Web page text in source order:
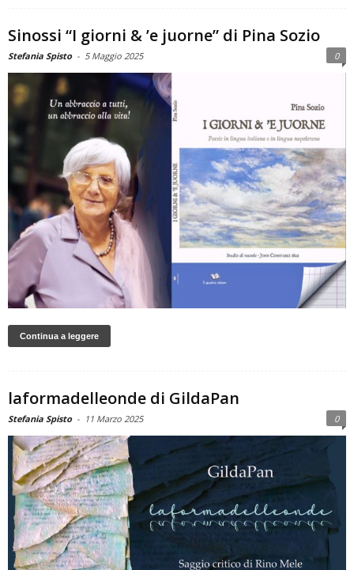
Sinossi “I giorni & ’e juorne” di Pina Sozio
Stefania Spisto - 5 Maggio 2025 0
Continua a leggere
laformadelleonde di GildaPan
Stefania Spisto - 11 Marzo 2025 0